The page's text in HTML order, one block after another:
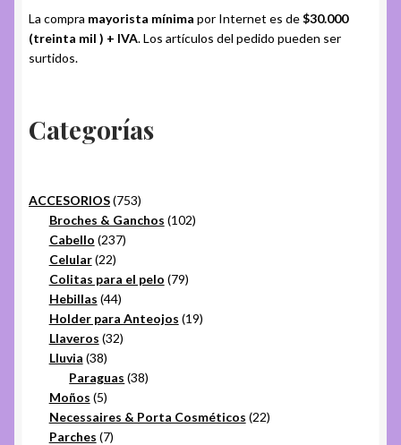
La compra mayorista mínima por Internet es de$30.000
(treinta mil ) + IVA. Los artículos del pedido pueden ser
surtidos.
Categorías
ACCESORIOS 753753
productos
Broches & Ganchos 102102
Cabello 237237
Celular 2222
productos
Colitas para el pelo 7979
Hebillas 4444
productos
Holder para Anteojos 1919
Llaveros 3232
Lluvia 3838
productos
Paraguas 3838
Moños 55
productos
Necessaires & Porta Cosméticos 2222
Parches 77